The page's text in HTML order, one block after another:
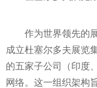
作为世界领先的
成立杜塞尔多夫展览
的五家子公司（印度
网络。这一组织架构